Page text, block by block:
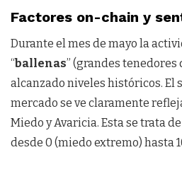
Factores on-chain y
Durante el mes de mayo la
“ballenas” (grandes tenedores
alcanzado niveles históricos. El
mercado se ve claramente
Miedo y Avaricia. Esta se trata
desde 0 (miedo extremo) hasta